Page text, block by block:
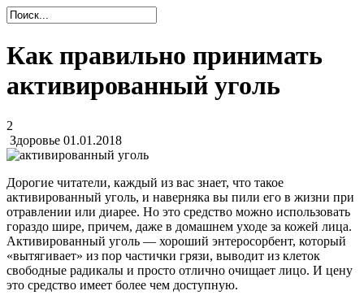
Как правильно принимать
активированный уголь
2
Здоровье 01.01.2018
Дорогие читатели, каждый из вас знает, что такое
активированный уголь, и наверняка вы пили его в жизни при
отравлении или диарее. Но это средство можно использовать
гораздо шире, причем, даже в домашнем уходе за кожей лица.
Активированный уголь — хороший энтеросорбент, который
«вытягивает» из пор частички грязи, выводит из клеток
свободные радикалы и просто отлично очищает лицо. И цену
это средство имеет более чем доступную.